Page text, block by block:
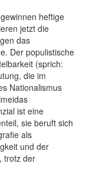
heftige
jetzt die
das
Der populistische
(sprich:
die im
Nationalismus
ist eine
sie beruft sich
als
und der
trotz der